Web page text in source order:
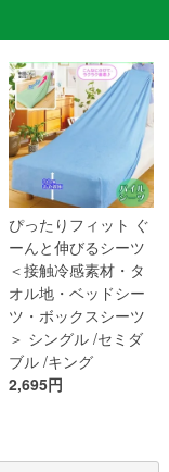
ぴったりフィット ぐ
ーんと伸びるシーツ
＜接触冷感素材・タ
オル地・ベッドシー
ツ・ボックスシーツ
＞ シングル /セミダ
ブル /キング
2,695円